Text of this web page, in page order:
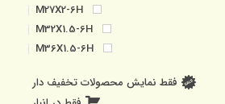
M27X2-6H
M32X1.5-6H
M36X1.5-6H
فقط نمایش محصولات تخفیف دار